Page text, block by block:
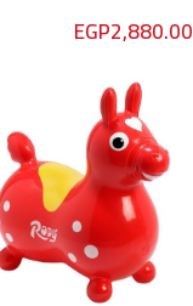
EGP2,880.00